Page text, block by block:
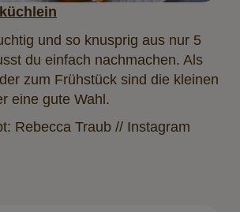
und so knusprig aus nur 5
du einfach nachmachen. Als
zum Frühstück sind die kleinen
eine gute Wahl.
Rebecca Traub // Instagram